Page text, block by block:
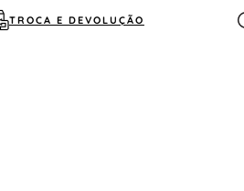
TROCA E DEVOLUÇÃO